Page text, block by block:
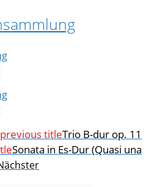
titleTrio B-dur op. 11
Sonata in Es-Dur (Quasi una